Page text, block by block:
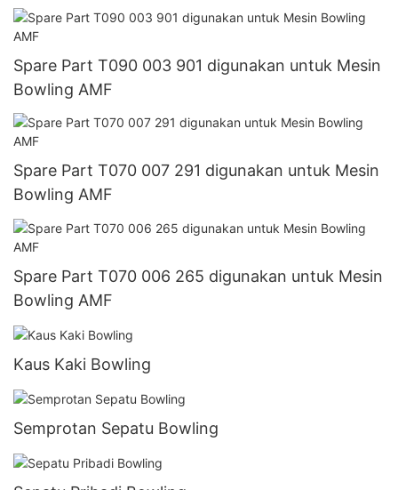
Spare Part T090 003 901 digunakan untuk Mesin
Bowling AMF
Spare Part T070 007 291 digunakan untuk Mesin
Bowling AMF
Spare Part T070 006 265 digunakan untuk Mesin
Bowling AMF
Kaus Kaki Bowling
Semprotan Sepatu Bowling